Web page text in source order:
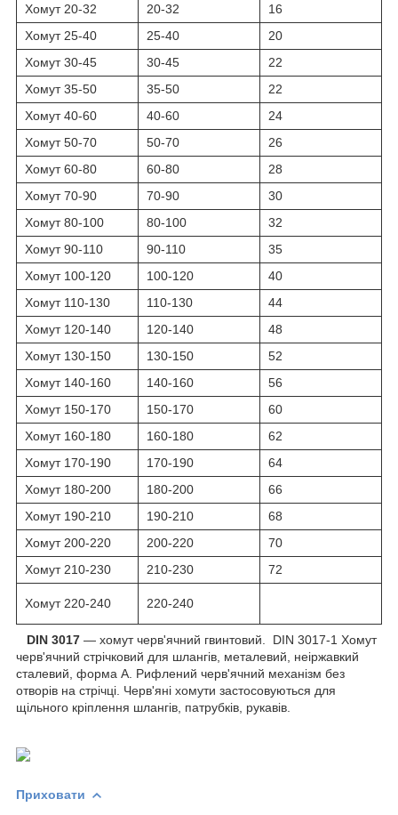
Хомут 20-32
20-32
16
Хомут 25-40
25-40
20
Хомут 30-45
30-45
22
Хомут 35-50
35-50
22
Хомут 40-60
40-60
24
Хомут 50-70
50-70
26
Хомут 60-80
60-80
28
Хомут 70-90
70-90
30
Хомут 80-100
80-100
32
Хомут 90-110
90-110
35
Хомут 100-120
100-120
40
Хомут 110-130
110-130
44
Хомут 120-140
120-140
48
Хомут 130-150
130-150
52
Хомут 140-160
140-160
56
Хомут 150-170
150-170
60
Хомут 160-180
160-180
62
Хомут 170-190
170-190
64
Хомут 180-200
180-200
66
Хомут 190-210
190-210
68
Хомут 200-220
200-220
70
Хомут 210-230
210-230 72
Хомут 220-240 220-240
DIN 3017 — хомут черв'ячний гвинтовий. DIN 3017-1 Хомут
черв'ячний стрічковий для шлангів, металевий, неіржавкий
сталевий, форма А. Рифлений черв'ячний механізм без
отворів на стрічці. Черв'яні хомути застосовуються для
щільного кріплення шлангів, патрубків, рукавів.
Приховати